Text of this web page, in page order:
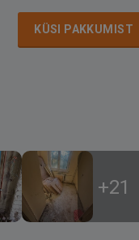
KÜSI PAKKUMIST
+21